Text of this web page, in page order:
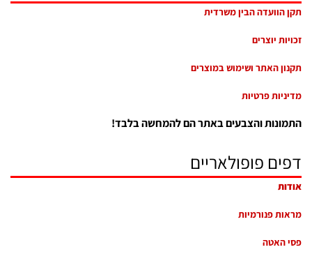
תקן הוועדה הבין משרדית
זכויות יוצרים
תקנון האתר ושימוש במוצרים
מדיניות פרטיות
התמונות והצבעים באתר הם להמחשה בלבד!
דפים פופולאריים
אודות
מראות פנורמיות
פסי האטה